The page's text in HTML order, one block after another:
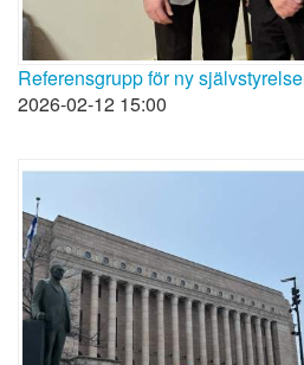
Referensgrupp för ny
2026-02-12 15:00